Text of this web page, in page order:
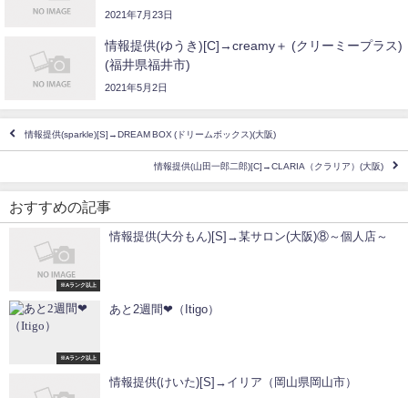
2021年7月23日
情報提供(ゆうき)[C]→creamy＋ (クリーミープラス)
(福井県福井市)
2021年5月2日
情報提供(sparkle)[S]→DREAM BOX (ドリームボックス)(大阪)
情報提供(山田一郎二郎)[C]→CLARIA（クラリア）(大阪)
おすすめの記事
※Aランク以上
情報提供(大分もん)[S]→某サロン(大阪)⑧～個人店～
※Aランク以上
あと2週間❤（Itigo）
情報提供(けいた)[S]→イリア（岡山県岡山市）